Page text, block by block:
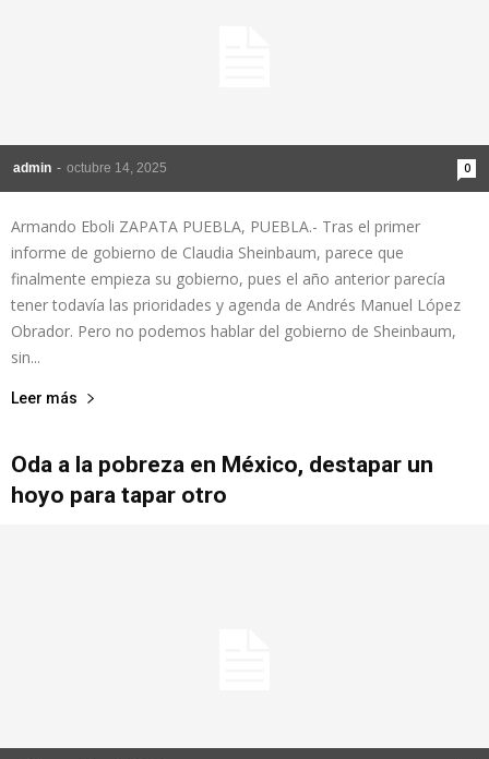
admin - octubre 14, 2025 0
Armando Eboli ZAPATA PUEBLA, PUEBLA.- Tras el primer
informe de gobierno de Claudia Sheinbaum, parece que
finalmente empieza su gobierno, pues el año anterior parecía
tener todavía las prioridades y agenda de Andrés Manuel López
Obrador. Pero no podemos hablar del gobierno de Sheinbaum,
sin...
Leer más
Oda a la pobreza en México, destapar un
hoyo para tapar otro